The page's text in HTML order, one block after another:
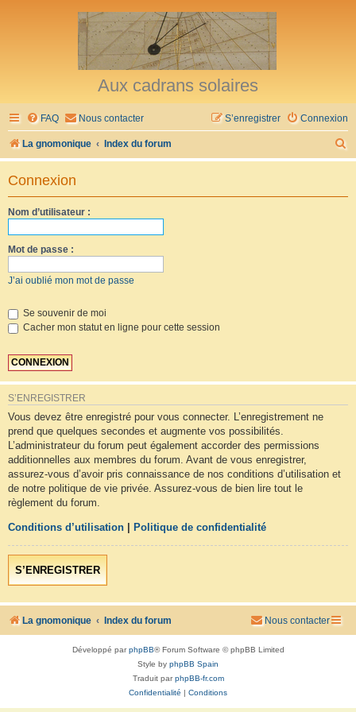
Aux cadrans solaires
FAQ Nous contacter Connexion
S’enregistrer
La gnomonique Index du forum
e
Connexion
Nom d’utilisateur :
Mot de passe :
J’ai oublié mon mot de passe
Se souvenir de moi
Cacher mon statut en ligne pour cette session
S’ENREGISTRER
Vous devez être enregistré pour vous connecter. L’enregistrement ne
prend que quelques secondes et augmente vos possibilités.
L’administrateur du forum peut également accorder des permissions
additionnelles aux membres du forum. Avant de vous enregistrer,
assurez-vous d’avoir pris connaissance de nos conditions d’utilisation et
de notre politique de vie privée. Assurez-vous de bien lire tout le
règlement du forum.
Conditions d’utilisation Politique de confidentialité
S’ENREGISTRER
La gnomonique Index du forum Nous contacter
Développé parphpBB® Forum Software © phpBB Limited
Style by phpBB Spain
Traduit parphpBB-fr.com
Confidentialité
Conditions